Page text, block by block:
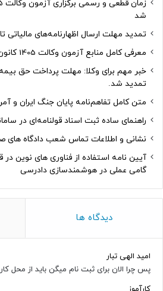
شد
تمدید مهلت ارسال اظهارنامه‌های مالیاتی تا
معرفی کامل منابع آزمون وکالت 1405 کانون‌های وکلای دادگستری
تمدید شد.
متن کامل تفاهم‌نامه پایان جنگ ایران و
راهنمای ساده ثبت اسناد قولنامه‌ای در
نشانی و اطلاعات تماس شعب دادگاه های
آیین نامه استفاده از فناوری های نوین
گامی عملی در هوشمندسازی دادرسی
دیدگاه ها
امید الهی تبار
پس چرا الان برای ثبت نام میگن باید از محل کار